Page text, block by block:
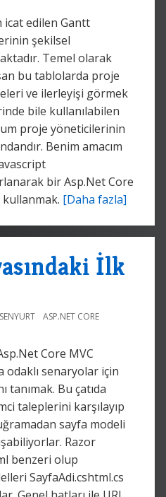
icat edilen Gantt
şekilsel
Temel olarak
bu tablolarda proje
ve ilerleyişi görmek
bile kullanılabilen
proje yöneticilerinin
Benim amacım
bir Asp.Net Core
[Daha fazla]
İlk
ASP.NET CORE
Core MVC
odaklı senaryolar için
tanımak. Bu çatıda
taleplerini karşılayıp
sayfa modeli
Razor
benzeri olup
SayfaAdi.cshtml.cs